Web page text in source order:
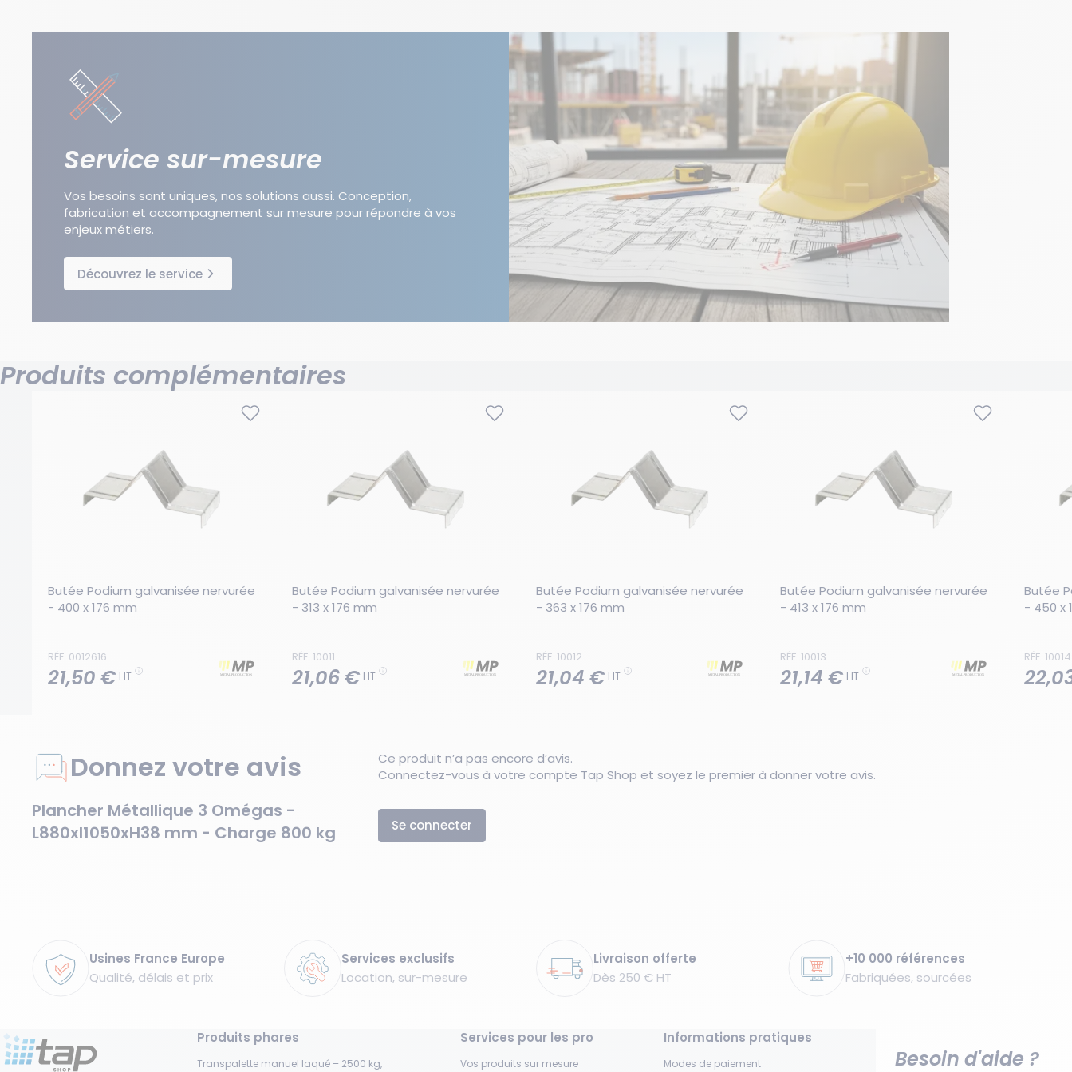
Service sur-mesure
Vos besoins sont uniques, nos solutions aussi. Conception,
fabrication et accompagnement sur mesure pour répondre à vos
enjeux métiers.
Découvrez le service
Produits complémentaires
Butée Podium galvanisée nervurée
- 400 x 176 mm
RÉF. 0012616
21,50 € HT
Butée Podium galvanisée nervurée
- 313 x 176 mm
RÉF. 10011
21,06 € HT
Butée Podium galvanisée nervurée
- 363 x 176 mm
RÉF. 10012
21,04 € HT
Butée Podium galvanisée nervurée
- 413 x 176 mm
RÉF. 10013
21,14 € HT
Butée
- 450 x
RÉF. 10014
Donnez votre avis
Plancher Métallique 3 Omégas -
L880xl1050xH38 mm - Charge 800 kg
Ce produit n’a pas encore d’avis.
Connectez-vous à votre compte Tap Shop et soyez le premier à donner votre avis.
Se connecter
Usines France Europe
Qualité, délais et prix
Services exclusifs
Location, sur-mesure
Livraison offerte
Dès 250 € HT
+10 000 références
Fabriquées, sourcées
Produits phares
Transpalette manuel laqué – 2500 kg,
Services pour les pro
Vos produits sur mesure
Informations pratiques
Modes de paiement
Besoin d'aide ?